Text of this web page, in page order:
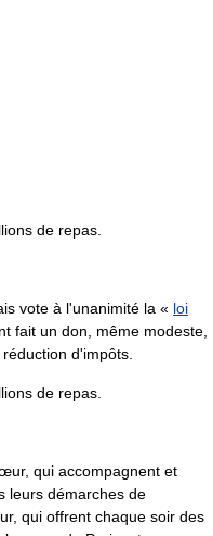
de repas.
vote à l'unanimité la « loi
fait un don, même modeste,
d'impôts.
de repas.
qui accompagnent et
leurs démarches de
qui offrent chaque soir des